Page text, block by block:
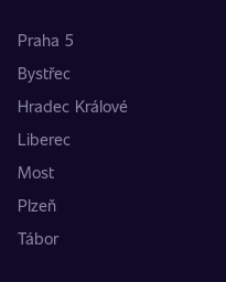
Praha 5
Bystřec
Hradec Králové
Liberec
Most
Plzeň
Tábor